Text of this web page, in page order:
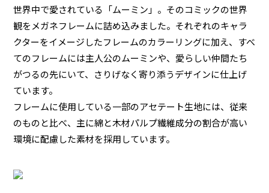
世界中で愛されている「ムーミン」。そのコミックの世界
観をメガネフレームに詰め込みました。それぞれのキャラ
クターをイメージしたフレームのカラーリングに加え、すべ
てのフレームには主人公のムーミンや、愛らしい仲間たち
がつるの先にいて、さりげなく寄り添うデザインに仕上げ
ています。
フレームに使用している一部のアセテート生地には、従来
のものと比べ、主に綿と木材パルプ繊維成分の割合が高い
環境に配慮した素材を採用しています。